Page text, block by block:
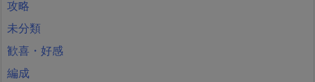
攻略
未分類
歓喜・好感
編成